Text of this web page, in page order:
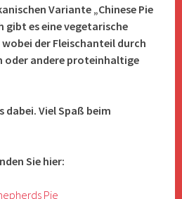
Variante „Chinese Pie
gibt es eine vegetarische
der Fleischanteil durch
oder andere proteinhaltige
dabei. Viel Spaß beim
Sie hier:
Pie